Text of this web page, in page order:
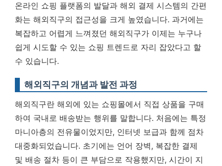
온라인 쇼핑 플랫폼의 발달과 해외 결제 시스템의 간편
화는 해외직구의 접근성을 크게 높였습니다. 과거에는
복잡하고 어렵게 느껴졌던 해외직구가 이제는 누구나
쉽게 시도할 수 있는 쇼핑 트렌드로 자리 잡았다고 할
수 있습니다.
해외직구의 개념과 발전 과정
해외직구란 해외에 있는 쇼핑몰에서 직접 상품을 구매
하여 국내로 배송받는 행위를 말합니다. 처음에는 특정
마니아층의 전유물이었지만, 인터넷 보급과 함께 점차
대중화되었습니다. 초기에는 언어 장벽, 복잡한 결제
및 배송 절차 등이 큰 부담으로 작용했지만, 시간이 지